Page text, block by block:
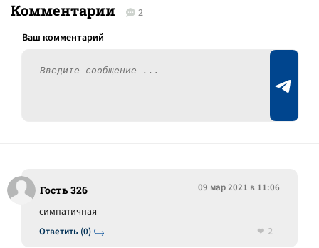
Комментарии 2
Гость 326 09 мар 2021 в 11:06
Ответить (0)
симпатичная
2